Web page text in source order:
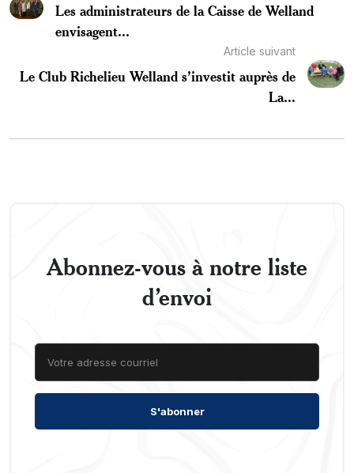
Les administrateurs de la Caisse de Welland
envisagent...
Article suivant
Le Club Richelieu Welland s’investit auprès de
La...
Abonnez-vous à notre liste
d’envoi